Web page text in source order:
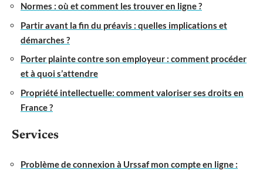
Normes : où et comment les trouver en ligne ?
Partir avant la fin du préavis : quelles implications et
démarches ?
Porter plainte contre son employeur : comment procéder
et à quoi s’attendre
Propriété intellectuelle: comment valoriser ses droits en
France ?
Services
Problème de connexion à Urssaf mon compte en ligne :